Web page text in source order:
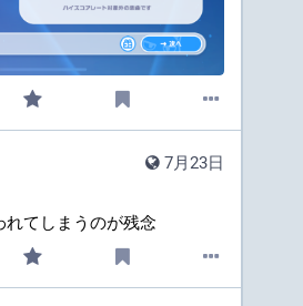
7月23日
てしまうのが残念